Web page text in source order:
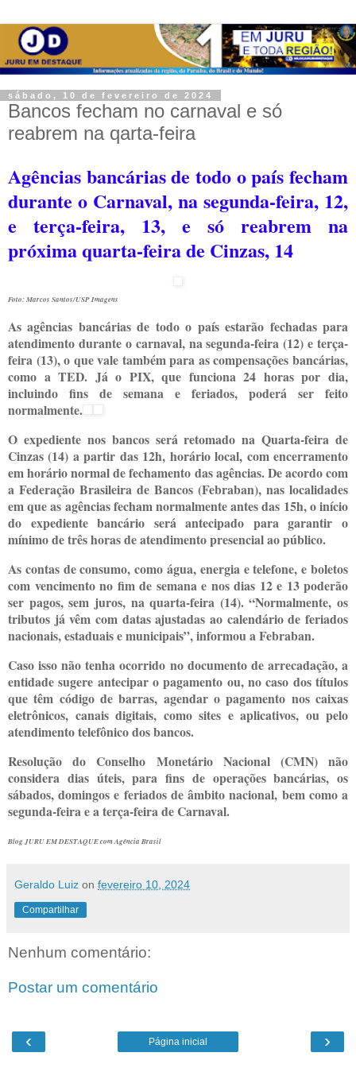
sábado, 10 de fevereiro de 2024
Bancos fecham no carnaval e só
reabrem na qarta-feira
Agências bancárias de todo o país fecham
durante o Carnaval, na segunda-feira, 12,
e terça-feira, 13, e só reabrem na
próxima quarta-feira de Cinzas, 14
Foto: Marcos Santos/USP Imagens
As agências bancárias de todo o país estarão fechadas para
atendimento durante o carnaval, na segunda-feira (12) e terça-
feira (13), o que vale também para as compensações bancárias,
como a TED. Já o PIX, que funciona 24 horas por dia,
incluindo fins de semana e feriados, poderá ser feito
normalmente.
O expediente nos bancos será retomado na Quarta-feira de
Cinzas (14) a partir das 12h, horário local, com encerramento
em horário normal de fechamento das agências. De acordo com
a Federação Brasileira de Bancos (Febraban), nas localidades
em que as agências fecham normalmente antes das 15h, o início
do expediente bancário será antecipado para garantir o
mínimo de três horas de atendimento presencial ao público.
As contas de consumo, como água, energia e telefone, e boletos
com vencimento no fim de semana e nos dias 12 e 13 poderão
ser pagos, sem juros, na quarta-feira (14). “Normalmente, os
tributos já vêm com datas ajustadas ao calendário de feriados
nacionais, estaduais e municipais”, informou a Febraban.
Caso isso não tenha ocorrido no documento de arrecadação, a
entidade sugere antecipar o pagamento ou, no caso dos títulos
que têm código de barras, agendar o pagamento nos caixas
eletrônicos, canais digitais, como sites e aplicativos, ou pelo
atendimento telefônico dos bancos.
Resolução do Conselho Monetário Nacional (CMN) não
considera dias úteis, para fins de operações bancárias, os
sábados, domingos e feriados de âmbito nacional, bem como a
segunda-feira e a terça-feira de Carnaval.
Blog JURU EM DESTAQUE com Agência Brasil
Geraldo Luiz on fevereiro 10, 2024
Compartilhar
Nenhum comentário:
Postar um comentário
‹ ›
Página inicial